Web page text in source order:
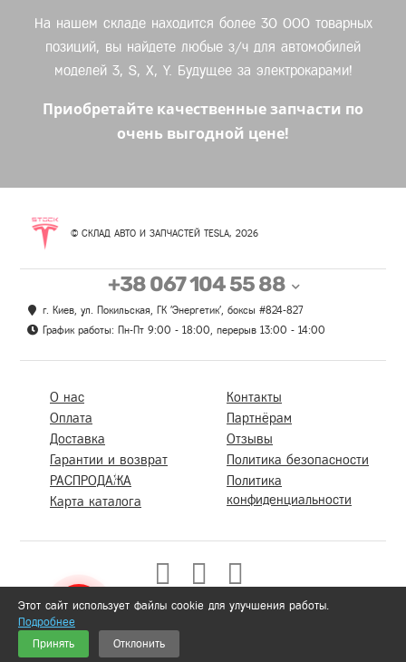
На нашем складе находится более 30 000 товарных
позиций, вы найдете любые з/ч для автомобилей
моделей 3, S, X, Y. Будущее за электрокарами!
Приобретайте качественные запчасти по
очень выгодной цене!
© СКЛАД АВТО И ЗАПЧАСТЕЙ TESLA, 2026
+38 067 104 55 88
г. Киев, ул. Покильская, ГК 'Энергетик', боксы #824-827
График работы: Пн-Пт 9:00 - 18:00, перерыв 13:00 - 14:00
О нас
Оплата
Доставка
Гарантии и возврат
РАСПРОДАЖА
Карта каталога
Контакты
Партнёрам
Отзывы
Политика безопасности
Политика
конфиденциальности
Этот сайт использует файлы cookie для улучшения работы.
Подробнее
Принять
Отклонить